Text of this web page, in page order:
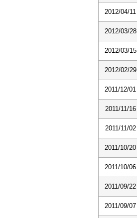
2012/04/11
2012/03/28
2012/03/15
2012/02/29
2011/12/01
2011/11/16
2011/11/02
2011/10/20
2011/10/06
2011/09/22
2011/09/07